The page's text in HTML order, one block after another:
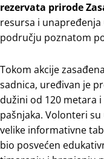
rezervata prirode
resursa i
području poznatom
Tokom akcije
sadnica, uređivan je
dužini od 120 metara
pašnjaka. Volonteri
velike informativne
bio posvećen